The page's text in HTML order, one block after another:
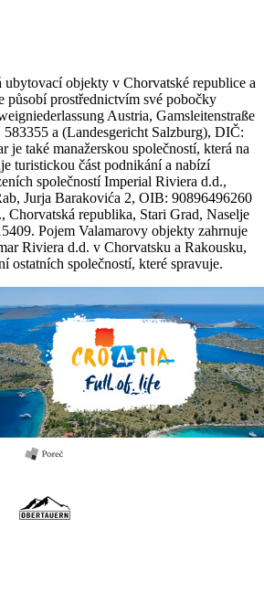
ubytovací objekty v Chorvatské republice a
působí prostřednictvím své pobočky
Austria, Gamsleitenstraße
a (Landesgericht Salzburg), DIČ:
je také manažerskou společností, která na
turistickou část podnikání a nabízí
společností Imperial Riviera d.d.,
Jurja Barakovića 2, OIB: 90896496260
republika, Stari Grad, Naselje
Pojem Valamarovy objekty zahrnuje
Riviera d.d. v Chorvatsku a Rakousku,
ostatních společností, které spravuje.